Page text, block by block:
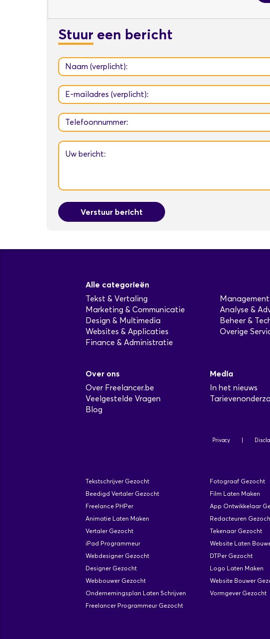
Stuur een bericht
Verstuur bericht
Alle categorieën
Tekst & Vertaling
Marketing & Communicatie
Design & Multimedia
Websites & Applicaties
Finance & Administratie
Analyse &
Beheer &
Overige
Over ons
Over Freelancer.be
Veelgestelde Vragen
Blog
Media
In het nieuws
Privacy
Tekstschrijver Gezocht Fotograaf Gezocht
Beedigd Vertaler Gezocht
Film Laten Maken
Freelance PHPer
App Ontwikkelaar
Animatie Laten Maken
Redacteuren
Vertaler Gezocht
Tekenaar Gezocht
iPad Programmeur
Website Laten
Webdesigner Gezocht
DTPer Gezocht
Designer Gezocht
Logo Laten Maken
Webbouwer Gezocht
Website Bouwer
Ondernemingsplan Laten Schrijven
Vormgever Gezocht
Freelancer Programmeur Gezocht